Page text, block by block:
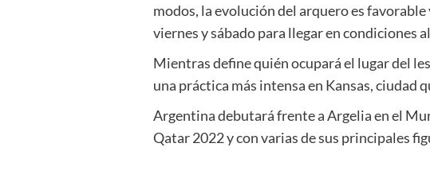
modos, la evolución del arquero es
viernes y sábado para llegar en condiciones
Mientras define quién ocupará el lugar del
una práctica más intensa en Kansas,
Argentina debutará frente a Argelia en el
Qatar 2022 y con varias de sus principales